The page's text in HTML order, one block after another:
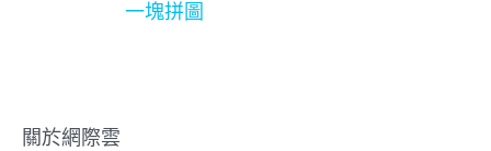
一塊拼圖
關於網際雲